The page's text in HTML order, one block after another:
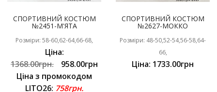
СПОРТИВНИЙ КОСТЮМ
№2451-М'ЯТА
Розміри: 58-60,62-64,66-68,
Ціна:
1368.00грн.
958.00грн
Ціна з промокодом
LITO26: 758грн.
СПОРТИВНИЙ КОСТЮМ
№2627-МОККО
Розміри: 48-50,52-54,56-58,64-
66,
Ціна: 1733.00грн